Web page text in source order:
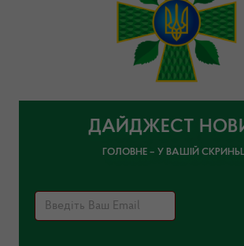
ДАЙДЖЕСТ
ГОЛОВНЕ – У ВАШІЙ